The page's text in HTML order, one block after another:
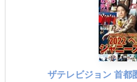
ザテレビジョン 首都